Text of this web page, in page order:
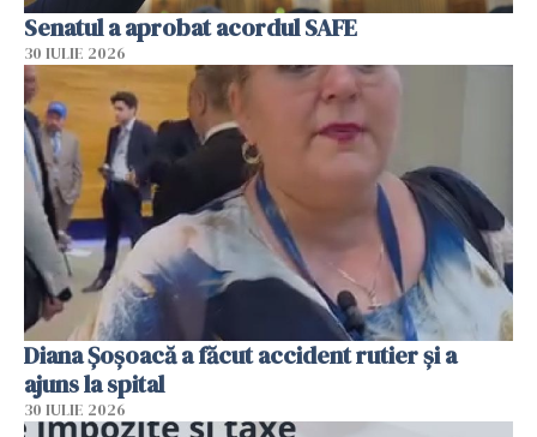
Senatul a aprobat acordul SAFE
30 IULIE 2026
Diana Șoșoacă a făcut accident rutier și a
ajuns la spital
30 IULIE 2026